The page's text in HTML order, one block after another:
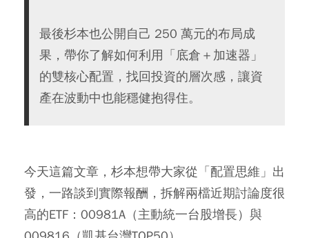
最後杉本也公開自己 250 萬元的布局成
果，帶你了解如何利用「底倉＋加速器」
的雙核心配置，找回投資的層次感，讓資
產在波動中也能穩健抱得住。
今天這篇文章，杉本想帶大家從「配置思維」出
發，一路談到實際報酬，拆解兩檔近期討論度很
高的ETF： 00981A （主動統一台股增長）與